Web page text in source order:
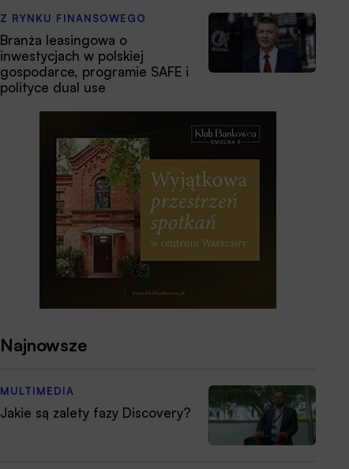
Z RYNKU FINANSOWEGO
Branża leasingowa o
inwestycjach w polskiej
gospodarce, programie SAFE i
polityce dual use
Najnowsze
MULTIMEDIA
Jakie są zalety fazy Discovery?